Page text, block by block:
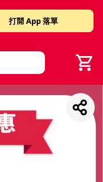
打開 App 落單